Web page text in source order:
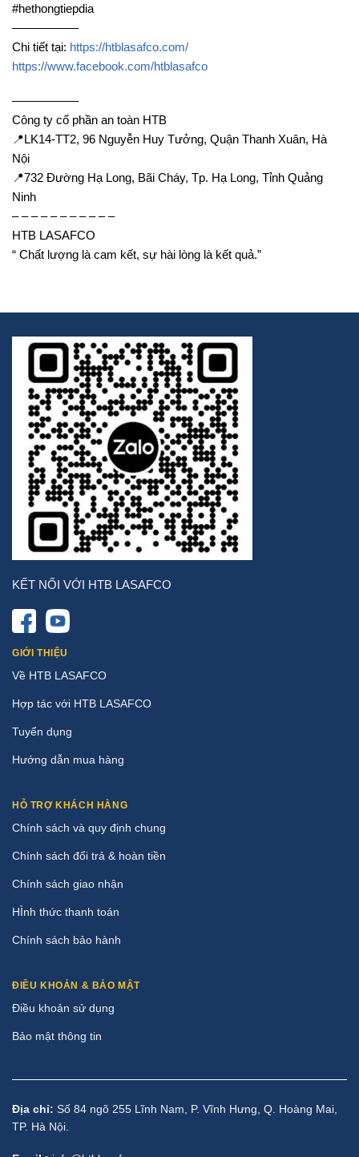
#hethongtiepdia
—————–
Chi tiết tại: https://htblasafco.com/
https://www.facebook.com/htblasafco
—————–
Công ty cổ phần an toàn HTB
📍LK14-TT2, 96 Nguyễn Huy Tưởng, Quận Thanh Xuân, Hà
Nội
📍732 Đường Hạ Long, Bãi Cháy, Tp. Hạ Long, Tỉnh Quảng
Ninh
– – – – – – – – – – –
HTB LASAFCO
“ Chất lượng là cam kết, sự hài lòng là kết quả.”
KẾT NỐI VỚI HTB LASAFCO
GIỚI THIỆU
Về HTB LASAFCO
Hợp tác với HTB LASAFCO
Tuyển dụng
Hướng dẫn mua hàng
HỖ TRỢ KHÁCH HÀNG
Chính sách và quy định chung
Chính sách đổi trả & hoàn tiền
Chính sách giao nhận
HÌnh thức thanh toán
Chính sách bảo hành
ĐIỀU KHOẢN & BẢO MẬT
Điều khoản sử dụng
Bảo mật thông tin
Địa chỉ: Số 84 ngõ 255 Lĩnh Nam, P. Vĩnh Hưng, Q. Hoàng Mai,
TP. Hà Nội.